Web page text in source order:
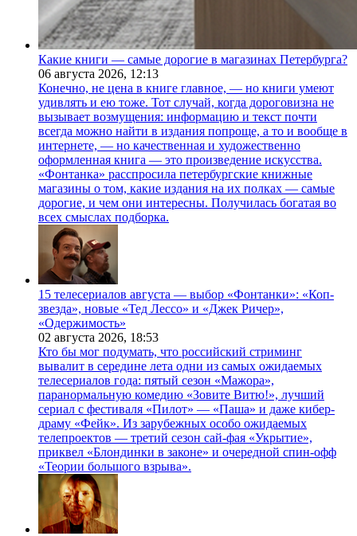
Какие книги — самые дорогие в магазинах Петербурга?
06 августа 2026, 12:13
Конечно, не цена в книге главное, — но книги умеют
удивлять и ею тоже. Тот случай, когда дороговизна не
вызывает возмущения: информацию и текст почти
всегда можно найти в издания попроще, а то и вообще в
интернете, — но качественная и художественно
оформленная книга — это произведение искусства.
«Фонтанка» расспросила петербургские книжные
магазины о том, какие издания на их полках — самые
дорогие, и чем они интересны. Получилась богатая во
всех смыслах подборка.
15 телесериалов августа — выбор «Фонтанки»: «Коп-
звезда», новые «Тед Лессо» и «Джек Ричер»,
«Одержимость»
02 августа 2026, 18:53
Кто бы мог подумать, что российский стриминг
вывалит в середине лета одни из самых ожидаемых
телесериалов года: пятый сезон «Мажора»,
паранормальную комедию «Зовите Витю!», лучший
сериал с фестиваля «Пилот» — «Паша» и даже кибер-
драму «Фейк». Из зарубежных особо ожидаемых
телепроектов — третий сезон сай-фая «Укрытие»,
приквел «Блондинки в законе» и очередной спин-офф
«Теории большого взрыва».